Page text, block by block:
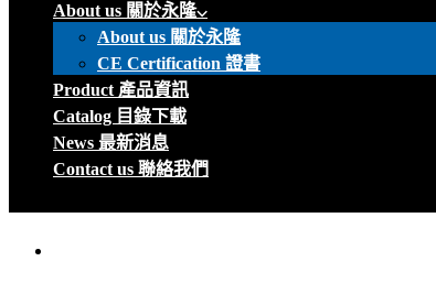
About us 關於永隆
About us 關於永隆
CE Certification 證書
Product 產品資訊
Catalog 目錄下載
News 最新消息
Contact us 聯絡我們